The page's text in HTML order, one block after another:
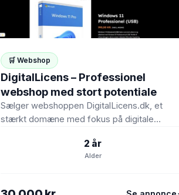
🛒 Webshop
DigitalLicens – Professionel
webshop med stort potentiale
Sælger webshoppen DigitalLicens.dk, et
stærkt domæne med fokus på digitale
2 år
Alder